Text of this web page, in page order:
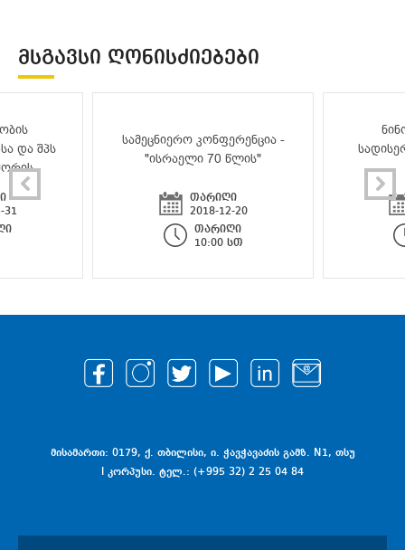
ᲛᲡᲒᲐᲕᲡᲘ ᲦᲝᲜᲘᲡᲫᲘᲔᲑᲔᲑᲘ
და შპს
31
სამეცნიერო კონფერენცია -
"ისრაელი 70 წლის"
თარიღი
2018-12-20
თარიღი
10:00 სთ
მისამართი: 0179, ქ. თბილისი, ი. ჭავჭავაძის გამზ. N1, თსუ
I კორპუსი. ტელ.: (+995 32) 2 25 04 84